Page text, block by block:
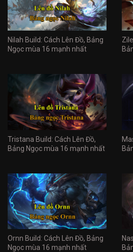
Nilah Build: Cách Lên Đồ, Bảng
Ngọc mùa 16 mạnh nhất
Tristana Build: Cách Lên Đồ,
Bảng Ngọc mùa 16 mạnh nhất
Ornn Build: Cách Lên Đồ, Bảng
Ngọc mùa 16 mạnh nhất